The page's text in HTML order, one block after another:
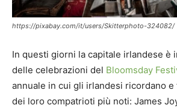
https://pixabay.com/it/users/Skitterphoto-324082/
In questi giorni la capitale irlandese è
delle celebrazioni del Bloomsday
annuale in cui gli irlandesi ricordano
dei loro compatrioti più noti: James